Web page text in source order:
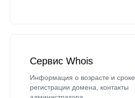
Сервис Whois
Информация о возрасте и сроке
регистрации домена, контакты